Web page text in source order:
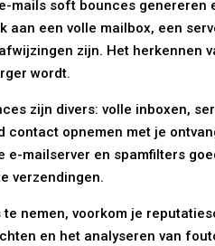
mails soft bounces
aan een volle mailbox, een
zijn. Het
wordt.
zijn divers: volle inboxen,
contact opnemen met je
e-mailserver en spamfilters
verzendingen.
nemen, voorkom je
en het analyseren van